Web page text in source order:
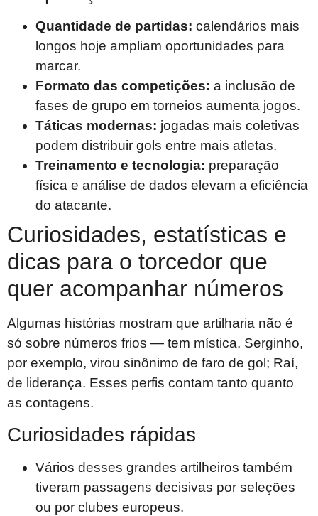
Quantidade de partidas: calendários mais
longos hoje ampliam oportunidades para
marcar.
Formato das competições: a inclusão de
fases de grupo em torneios aumenta jogos.
Táticas modernas: jogadas mais coletivas
podem distribuir gols entre mais atletas.
Treinamento e tecnologia: preparação
física e análise de dados elevam a eficiência
do atacante.
Curiosidades, estatísticas e
dicas para o torcedor que
quer acompanhar números
Algumas histórias mostram que artilharia não é
só sobre números frios — tem mística. Serginho,
por exemplo, virou sinônimo de faro de gol; Raí,
de liderança. Esses perfis contam tanto quanto
as contagens.
Curiosidades rápidas
Vários desses grandes artilheiros também
tiveram passagens decisivas por seleções
ou por clubes europeus.